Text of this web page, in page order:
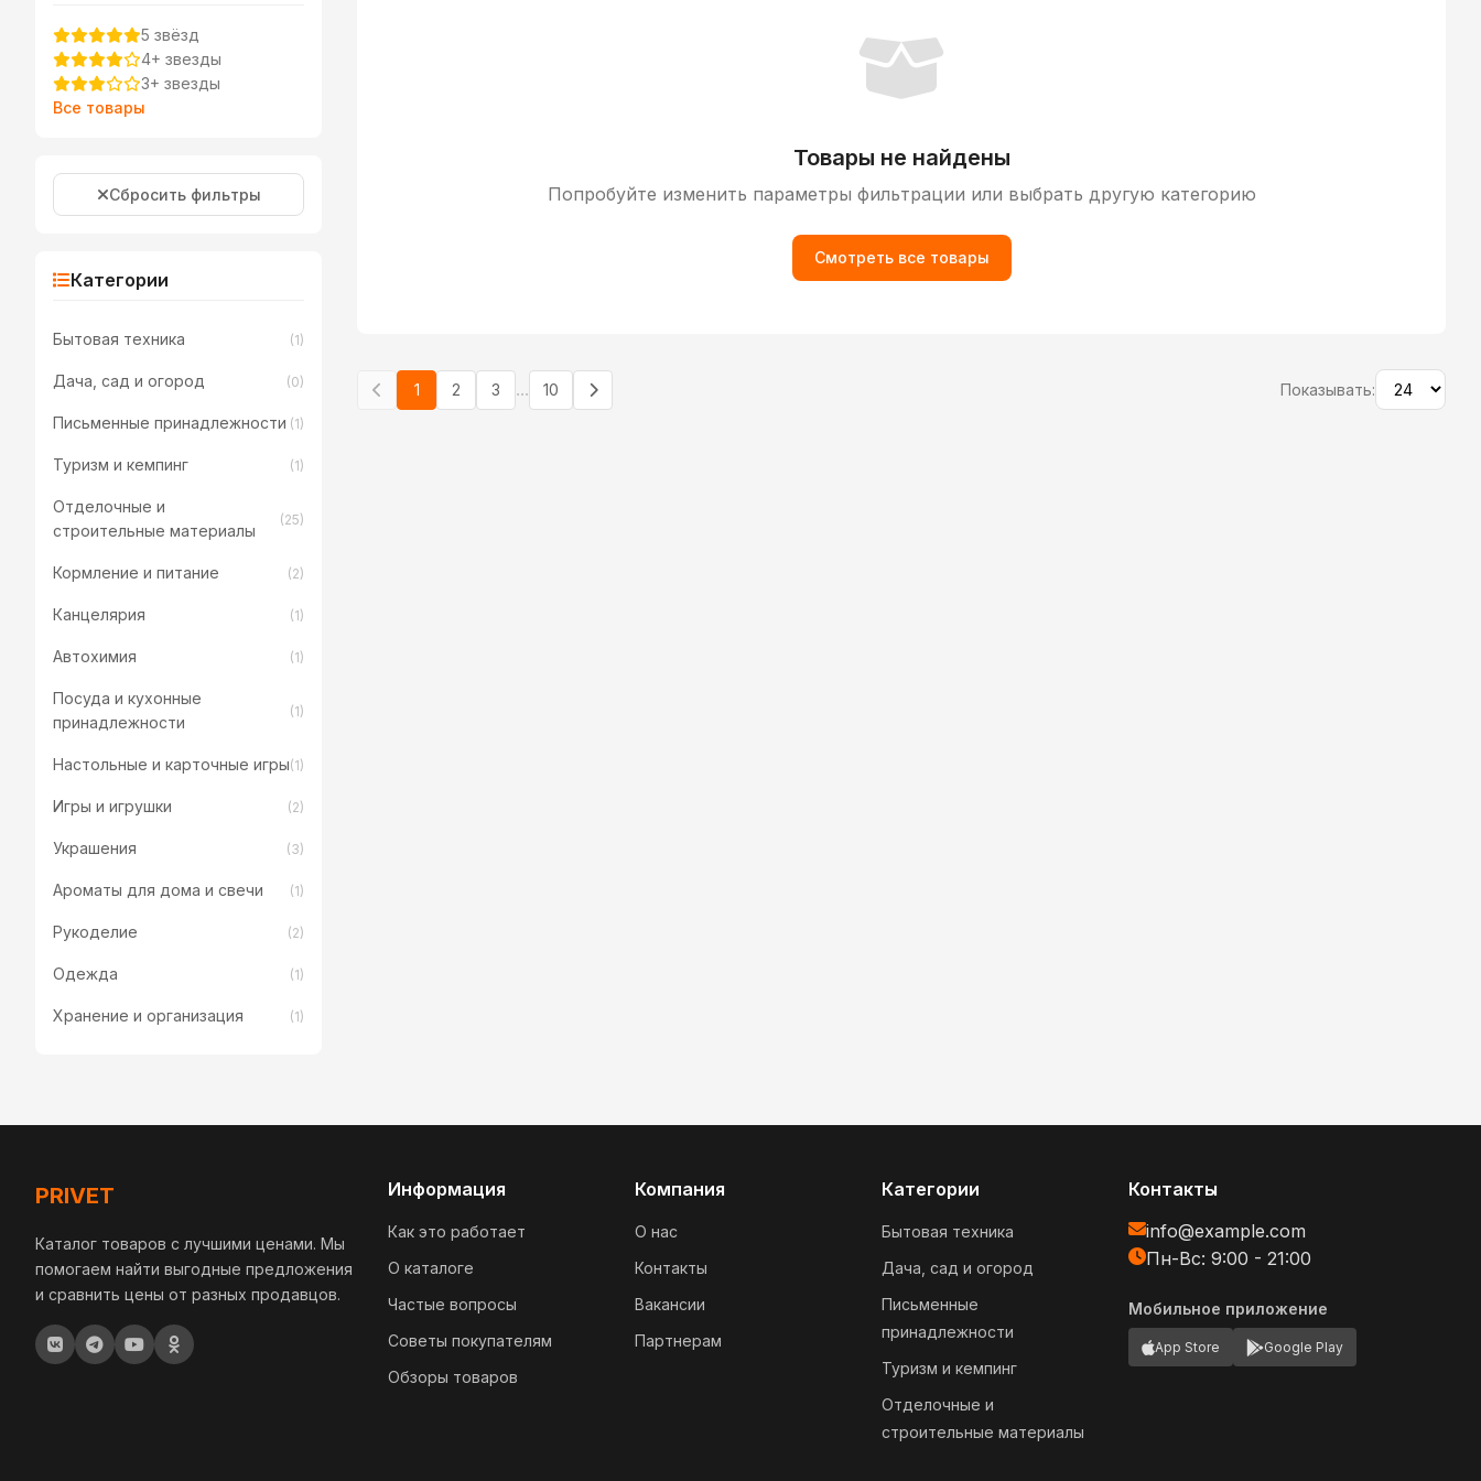
5 звёзд
4+ звезды
3+ звезды
Все товары
Сбросить фильтры
Категории
Бытовая техника (1)
Дача, сад и огород (0)
Письменные принадлежности (1)
Туризм и кемпинг (1)
Отделочные и
строительные материалы
(25)
Кормление и питание (2)
Канцелярия (1)
Автохимия (1)
Посуда и кухонные
принадлежности
(1)
Настольные и карточные игры(1)
Игры и игрушки (2)
Украшения (3)
Ароматы для дома и свечи (1)
Рукоделие (2)
Одежда (1)
Хранение и организация (1)
Товары не найдены
Попробуйте изменить параметры фильтрации или выбрать другую категорию
Смотреть все товары
1 2 3 ... 10 Показывать:
PRIVET
Каталог товаров с лучшими ценами. Мы
помогаем найти выгодные предложения
и сравнить цены от разных продавцов.
Информация
Как это работает
О каталоге
Частые вопросы
Советы покупателям
Обзоры товаров
Компания
О нас
Контакты
Вакансии
Партнерам
Категории
Бытовая техника
Дача, сад и огород
Письменные
принадлежности
Туризм и кемпинг
Отделочные и
строительные материалы
Контакты
info@example.com
Пн-Вс: 9:00 - 21:00
Мобильное приложение
App Store Google Play